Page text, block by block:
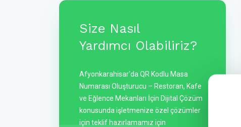
Size Nasıl
Yardımcı Olabiliriz?
Afyonkarahisar'da QR Kodlu Masa
Numarası Oluşturucu – Restoran, Kafe
ve Eğlence Mekanları İçin Dijital Çözüm
konusunda işletmenize özel çözümler
için teklif hazırlamamız için